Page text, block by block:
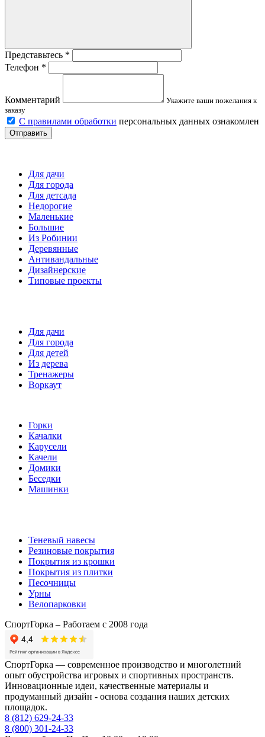
Представьтесь *
Телефон *
Комментарий
Укажите ваши пожелания к
заказу
С правилами обработки персональных данных ознакомлен
Отправить
Для дачи
Для города
Для детсада
Недорогие
Маленькие
Большие
Из Робинии
Деревянные
Антивандальные
Дизайнерские
Типовые проекты
Для дачи
Для города
Для детей
Из дерева
Тренажеры
Воркаут
Горки
Качалки
Карусели
Качели
Домики
Беседки
Машинки
Теневый навесы
Резиновые покрытия
Покрытия из крошки
Покрытия из плитки
Песочницы
Урны
Велопарковки
СпортГорка – Работаем с 2008 года
СпортГорка — современное производство и многолетний
опыт обустройства игровых и спортивных пространств.
Инновационные идеи, качественные материалы и
продуманный дизайн - основа создания наших детских
площадок.
8 (812) 629-24-33
8 (800) 301-24-33